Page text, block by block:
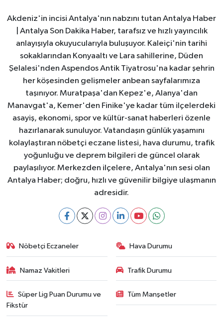
Akdeniz'in incisi Antalya'nın nabzını tutan Antalya Haber
| Antalya Son Dakika Haber, tarafsız ve hızlı yayıncılık
anlayışıyla okuyucularıyla buluşuyor. Kaleiçi'nin tarihi
sokaklarından Konyaaltı ve Lara sahillerine, Düden
Şelalesi'nden Aspendos Antik Tiyatrosu'na kadar şehrin
her köşesinden gelişmeler anbean sayfalarımıza
taşınıyor. Muratpaşa'dan Kepez'e, Alanya'dan
Manavgat'a, Kemer'den Finike'ye kadar tüm ilçelerdeki
asayiş, ekonomi, spor ve kültür-sanat haberleri özenle
hazırlanarak sunuluyor. Vatandaşın günlük yaşamını
kolaylaştıran nöbetçi eczane listesi, hava durumu, trafik
yoğunluğu ve deprem bilgileri de güncel olarak
paylaşılıyor. Merkezden ilçelere, Antalya'nın sesi olan
Antalya Haber; doğru, hızlı ve güvenilir bilgiye ulaşmanın
adresidir.
Nöbetçi Eczaneler Hava Durumu
Namaz Vakitleri Trafik Durumu
Süper Lig Puan Durumu ve
Fikstür
Tüm Manşetler